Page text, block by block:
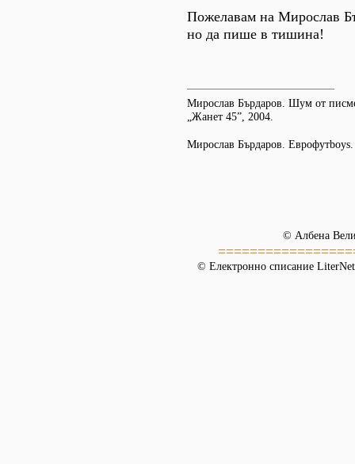
Пожелавам на Мирослав
но да пише в тишина!
Мирослав Бърдаров. Шум от
„Жанет 45”, 2004.
Мирослав Бърдаров.
© Албена
© Електронно списание